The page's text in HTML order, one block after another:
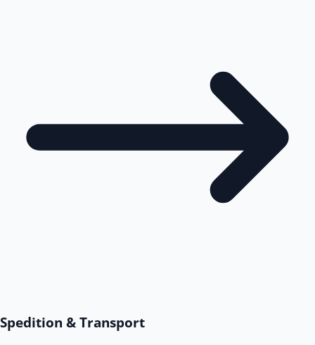
Spedition & Transport